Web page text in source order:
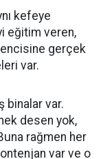
kefeye
eğitim veren,
gerçek
var.
binalar var.
desen yok,
rağmen her
var ve o